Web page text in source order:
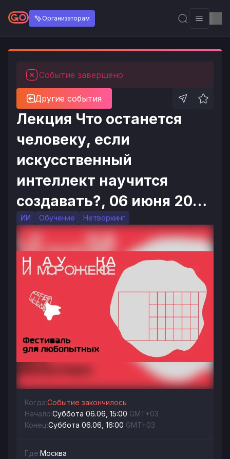
Организаторам
Событие завершено
Другие события
Лекция Что останется
человеку, если
искусственный
интеллект научится
создавать?, 06 июня 2026
в 15:00
ИИ Обучение Нетворкинг
Когда:Событие закончилось
Начало:Суббота 06.06, 15:00 GMT+03
Конец:Суббота 06.06, 16:00 GMT+03
Где:Москва